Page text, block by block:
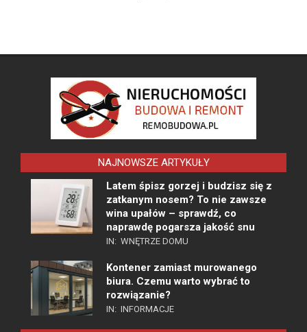
NAJNOWSZE ARTYKUŁY
Latem śpisz gorzej i budzisz się z
zatkanym nosem? To nie zawsze
wina upałów – sprawdź, co
naprawdę pogarsza jakość snu
IN: WNĘTRZE DOMU
Kontener zamiast murowanego
biura. Czemu warto wybrać to
rozwiązanie?
IN: INFORMACJE